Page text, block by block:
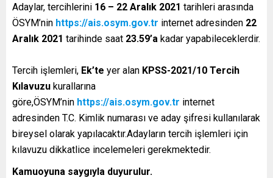
Adaylar, tercihlerini 16 – 22 Aralık 2021 tarihleri arasında
ÖSYM’nin https://ais.osym.gov.tr internet adresinden 22
Aralık 2021 tarihinde saat 23.59’a kadar yapabileceklerdir.
Tercih işlemleri, Ek’te yer alan KPSS-2021/10 Tercih
Kılavuzu kurallarına
göre,ÖSYM’nin https://ais.osym.gov.tr internet
adresinden T.C. Kimlik numarası ve aday şifresi kullanılarak
bireysel olarak yapılacaktır.Adayların tercih işlemleri için
kılavuzu dikkatlice incelemeleri gerekmektedir.
Kamuoyuna saygıyla duyurulur.